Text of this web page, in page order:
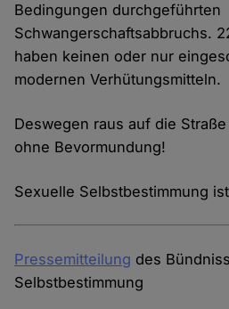
Bedingungen durchgeführten
Schwangerschaftsabbruchs.
haben keinen oder nur
modernen Verhütungsmitteln.
Deswegen raus auf die
ohne Bevormundung!
Sexuelle Selbstbestimmung
Pressemitteilung des
Selbstbestimmung